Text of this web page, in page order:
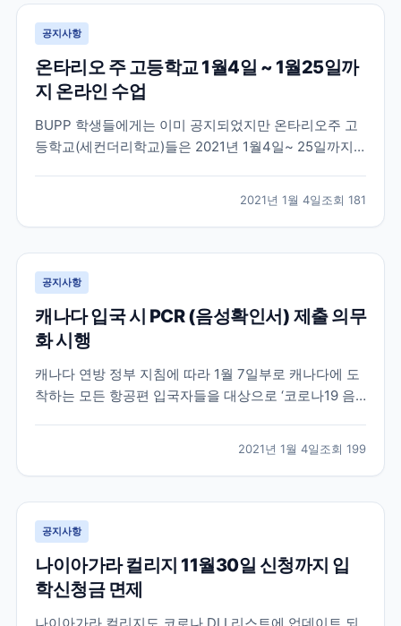
공지사항
온타리오 주 고등학교 1월4일 ~ 1월25일까
지 온라인 수업
BUPP 학생들에게는 이미 공지되었지만 온타리오주 고
등학교(세컨더리학교)들은 2021년 1월4일~ 25일까지
2021년 1월 4일조회 181
공지사항
캐나다 입국 시 PCR (음성확인서) 제출 의무
화 시행
캐나다 연방 정부 지침에 따라 1월 7일부로 캐나다에 도
착하는 모든 항공편 입국자들을 대상으로 ‘코로나19 음
입국자는 출국 국가에서 출국 72시간 이내(3일) COVID-
19 (PCR) 검사를 받고 영문 음성...
2021년 1월 4일조회 199
공지사항
나이아가라 컬리지 11월30일 신청까지 입
학신청금 면제